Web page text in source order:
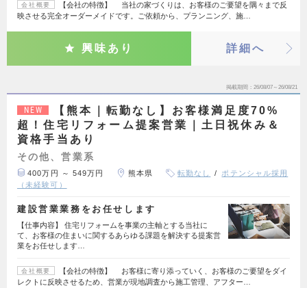
会社概要
【会社の特徴】 当社の家づくりは、お客様のご要望を隅々まで反
映させる完全オーダーメイドです。ご依頼から、プランニング、施…
興味あり 詳細へ
掲載期間 26/08/07～26/08/21
NEW
【熊本｜転勤なし】お客様満足度70%
超！住宅リフォーム提案営業｜土日祝休み＆
資格手当あり
その他、営業系
400万円 ～ 549万円 熊本県 転勤なし
ポテンシャル採用
（未経験可）
建設営業業務をお任せします
【仕事内容】 住宅リフォームを事業の主軸とする当社に
て、お客様の住まいに関するあらゆる課題を解決する提案営
業をお任せします…
会社概要
【会社の特徴】 お客様に寄り添っていく、お客様のご要望をダイ
レクトに反映させるため、営業が現地調査から施工管理、アフター…